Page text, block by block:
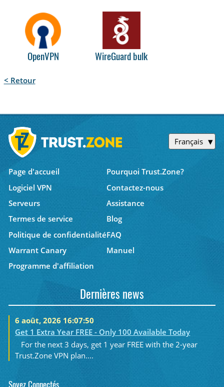
OpenVPN WireGuard bulk
< Retour
Français
Page d'accueil
Pourquoi Trust.Zone?
Logiciel VPN
Contactez-nous
Serveurs
Assistance
Termes de service
Blog
Politique de confidentialitéFAQ
Warrant Canary
Manuel
Programme d'affiliation
Dernières news
6 août, 2026 16:07:50
Get 1 Extra Year FREE - Only 100 Available Today
For the next 3 days, get 1 year FREE with the 2-year
Trust.Zone VPN plan....
Soyez Connectés